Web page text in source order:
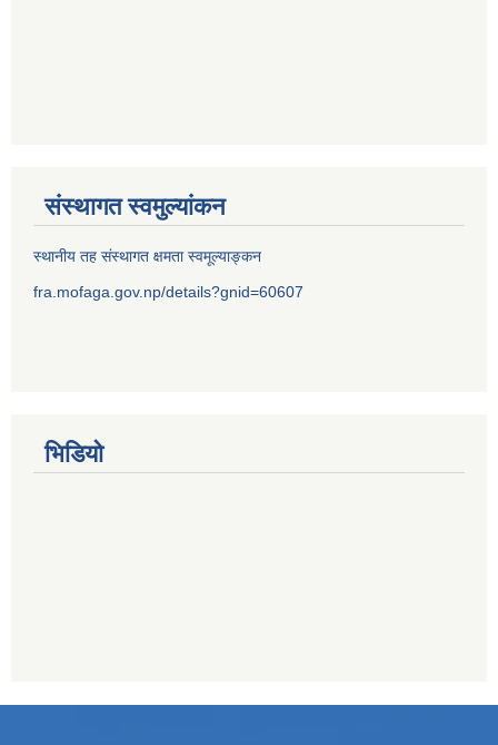
संस्थागत स्वमुल्यांकन
स्थानीय तह संस्थागत क्षमता स्वमूल्याङ्कन
fra.mofaga.gov.np/details?gnid=60607
भिडियो